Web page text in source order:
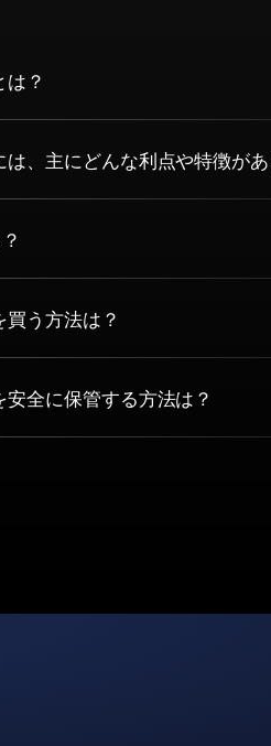
は？
、主にどんな利点や特徴があ
う方法は？
全に保管する方法は？